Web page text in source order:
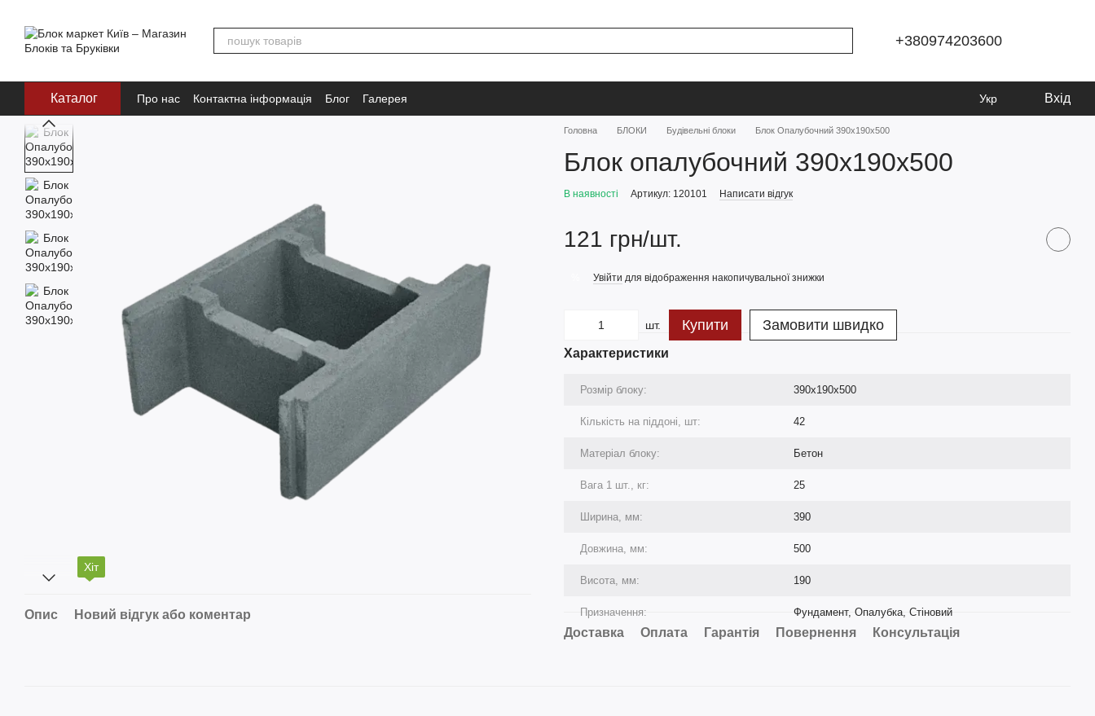
+380974203600
Каталог Про нас Контактна інформація Блог Галерея Укр Вхід
Хіт
Опис Новий відгук або коментар
Головна БЛОКИ Будівельні блоки Блок Опалубочний 390х190х500
Блок опалубочний 390х190х500
В наявності Артикул: 120101 Написати відгук
121 грн/шт.
Увійти для відображення накопичувальної знижки
шт. Купити Замовити швидко
Характеристики
Розмір блоку: 390х190х500
Кількість на піддоні, шт: 42
Матеріал блоку: Бетон
Вага 1 шт., кг: 25
Ширина, мм: 390
Довжина, мм: 500
Висота, мм: 190
Призначення: Фундамент, Опалубка, Стіновий
Доставка Оплата Гарантія Повернення Консультація